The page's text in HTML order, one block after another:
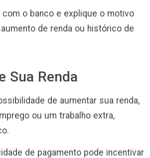
com o banco e explique o motivo
de renda ou histórico de
Sua Renda
de aumentar sua renda,
ou um trabalho extra,
de pagamento pode incentivar